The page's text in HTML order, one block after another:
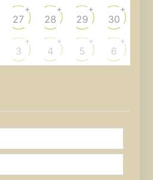
27
+
28
+
29
+
30
+
3
+
4
+
5
+
6
+